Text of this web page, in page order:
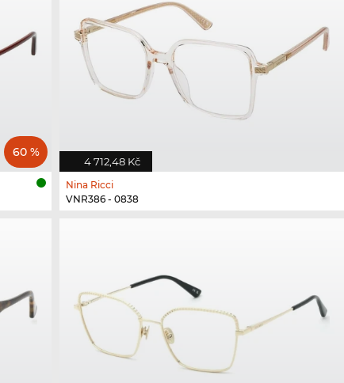
60 %
4 712,48 Kč
Nina Ricci
VNR386 - 0838